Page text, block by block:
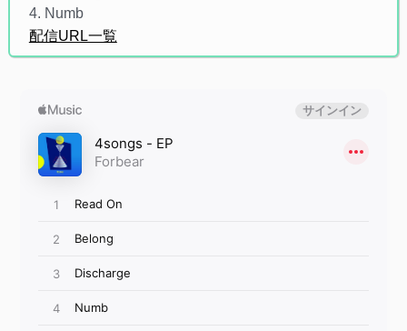
4. Numb
配信URL一覧